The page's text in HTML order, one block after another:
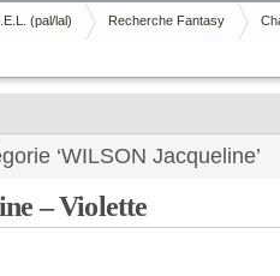
(pal/lal) Recherche Fantasy
‘WILSON Jacqueline’
– Violette